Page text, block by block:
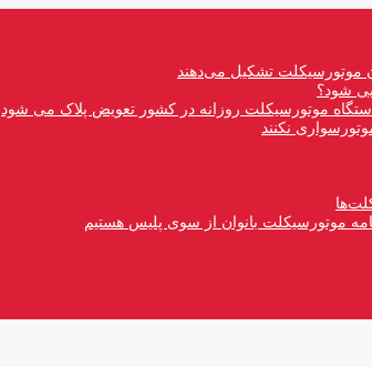
شود؟
موتورسیکلت روزانه در کشور تعویض پلاک می شود
نکنند
موتورسیکلت بانوان از سوی پلیس هستیم